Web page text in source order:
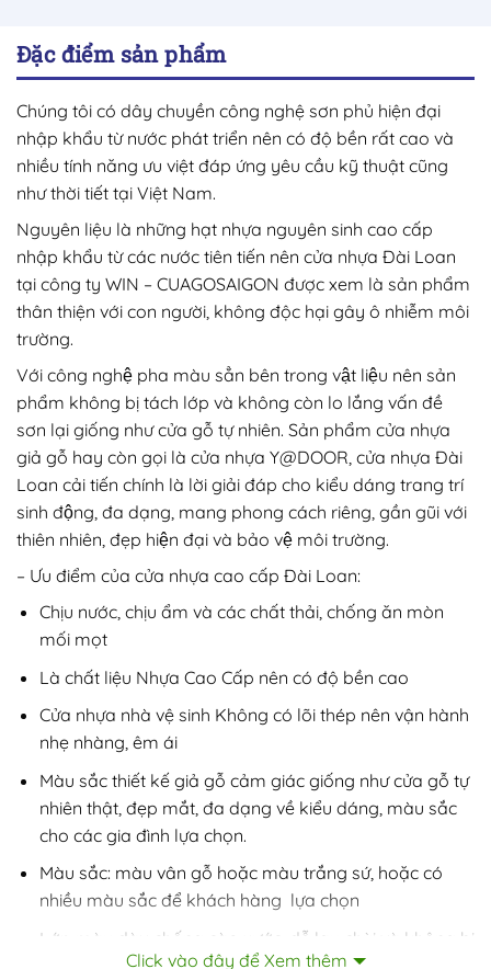
Đặc điểm sản phẩm
Chúng tôi có dây chuyền công nghệ sơn phủ hiện đại
nhập khẩu từ nước phát triển nên có độ bền rất cao và
nhiều tính năng ưu việt đáp ứng yêu cầu kỹ thuật cũng
như thời tiết tại Việt Nam.
Nguyên liệu là những hạt nhựa nguyên sinh cao cấp
nhập khẩu từ các nước tiên tiến nên cửa nhựa Đài Loan
tại công ty WIN – CUAGOSAIGON được xem là sản phẩm
thân thiện với con người, không độc hại gây ô nhiễm môi
trường.
Với công nghệ pha màu sẳn bên trong vật liệu nên sản
phẩm không bị tách lớp và không còn lo lắng vấn đề
sơn lại giống như cửa gỗ tự nhiên. Sản phẩm cửa nhựa
giả gỗ hay còn gọi là cửa nhựa Y@DOOR, cửa nhựa Đài
Loan cải tiến chính là lời giải đáp cho kiểu dáng trang trí
sinh động, đa dạng, mang phong cách riêng, gần gũi với
thiên nhiên, đẹp hiện đại và bảo vệ môi trường.
– Ưu điểm của cửa nhựa cao cấp Đài Loan:
Chịu nước, chịu ẩm và các chất thải, chống ăn mòn
mối mọt
Là chất liệu Nhựa Cao Cấp nên có độ bền cao
Cửa nhựa nhà vệ sinh Không có lõi thép nên vận hành
nhẹ nhàng, êm ái
Màu sắc thiết kế giả gỗ cảm giác giống như cửa gỗ tự
nhiên thật, đẹp mắt, đa dạng về kiểu dáng, màu sắc
cho các gia đình lựa chọn.
Màu sắc: màu vân gỗ hoặc màu trắng sứ, hoặc có
nhiều màu sắc để khách hàng lựa chọn
Lớp màu dày chống cào xước, dễ lau chùi và không bị
Click vào đây để Xem thêm